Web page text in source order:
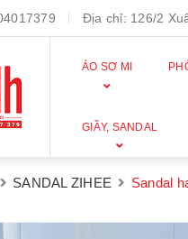
Địa chỉ: 126/2
ÁO SƠ MI
GIẦY, SANDAL
SANDAL ZIHEE Sandal